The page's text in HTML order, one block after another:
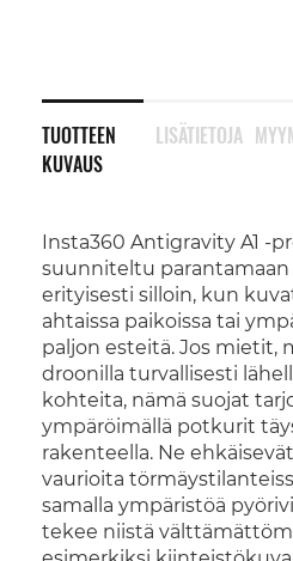
TUOTTEEN
KUVAUS
Insta360 Antigravity A1 -
suunniteltu
erityisesti silloin, kun
ahtaissa paikoissa tai
paljon esteitä. Jos mietit,
droonilla turvallisesti
kohteita, nämä suojat
ympäröimällä potkurit
rakenteella. Ne
vaurioita
samalla ympäristöä
tekee niistä
LISÄTIETOJA